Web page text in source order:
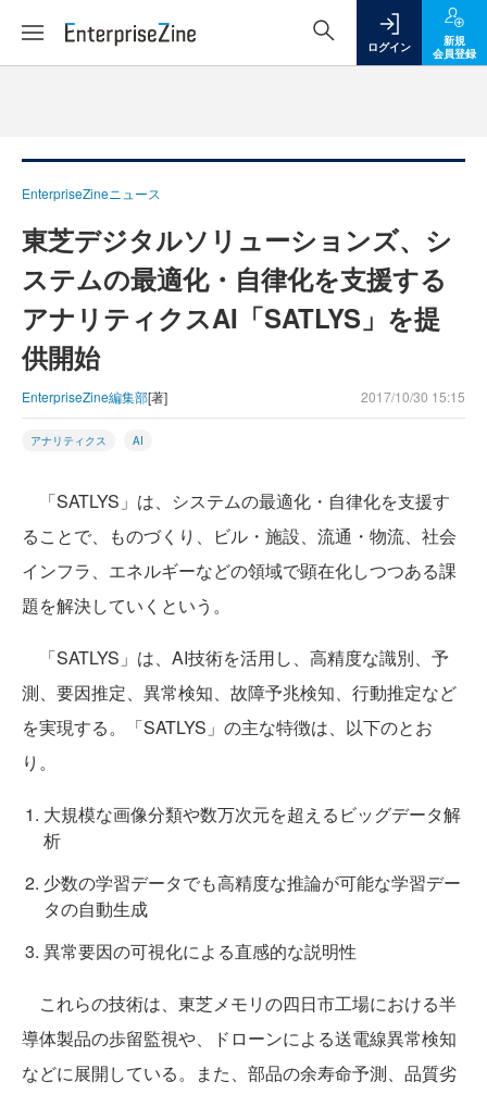
ログイン
新規
会員登録
EnterpriseZineニュース
東芝デジタルソリューションズ、シ
ステムの最適化・自律化を支援する
アナリティクスAI「SATLYS」を提
供開始
EnterpriseZine編集部[著] 2017/10/30 15:15
アナリティクス AI
「SATLYS」は、システムの最適化・自律化を支援す
ることで、ものづくり、ビル・施設、流通・物流、社会
インフラ、エネルギーなどの領域で顕在化しつつある課
題を解決していくという。
「SATLYS」は、AI技術を活用し、高精度な識別、予
測、要因推定、異常検知、故障予兆検知、行動推定など
を実現する。「SATLYS」の主な特徴は、以下のとお
り。
大規模な画像分類や数万次元を超えるビッグデータ解
析
少数の学習データでも高精度な推論が可能な学習デー
タの自動生成
異常要因の可視化による直感的な説明性
これらの技術は、東芝メモリの四日市工場における半
導体製品の歩留監視や、ドローンによる送電線異常検知
などに展開している。また、部品の余寿命予測、品質劣